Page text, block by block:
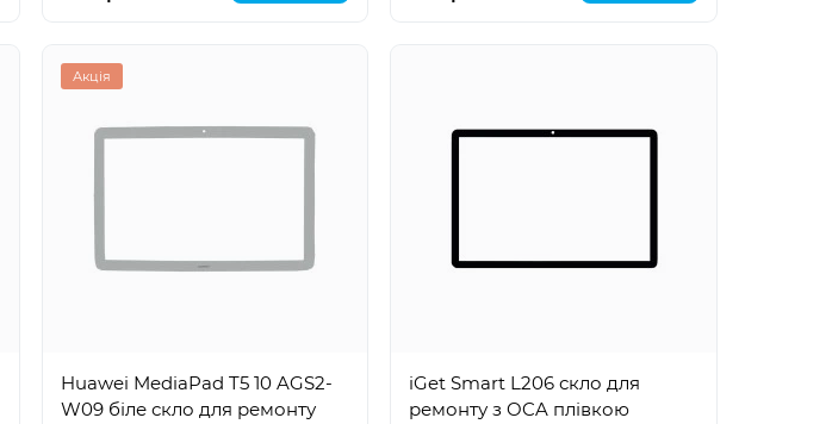
Акція
Huawei MediaPad T5 10 AGS2-
W09 біле скло для ремонту
iGet Smart L206 скло для
ремонту з OCA плівкою